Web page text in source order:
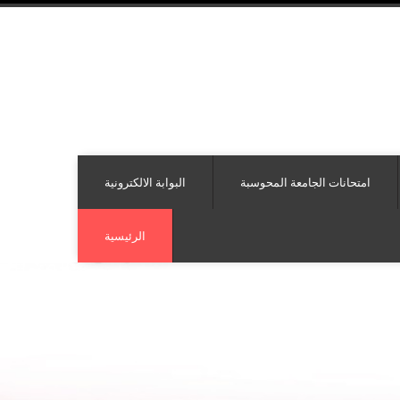
البوابة الالكترونية امتحانات الجامعة المحوسبة
الرئيسية